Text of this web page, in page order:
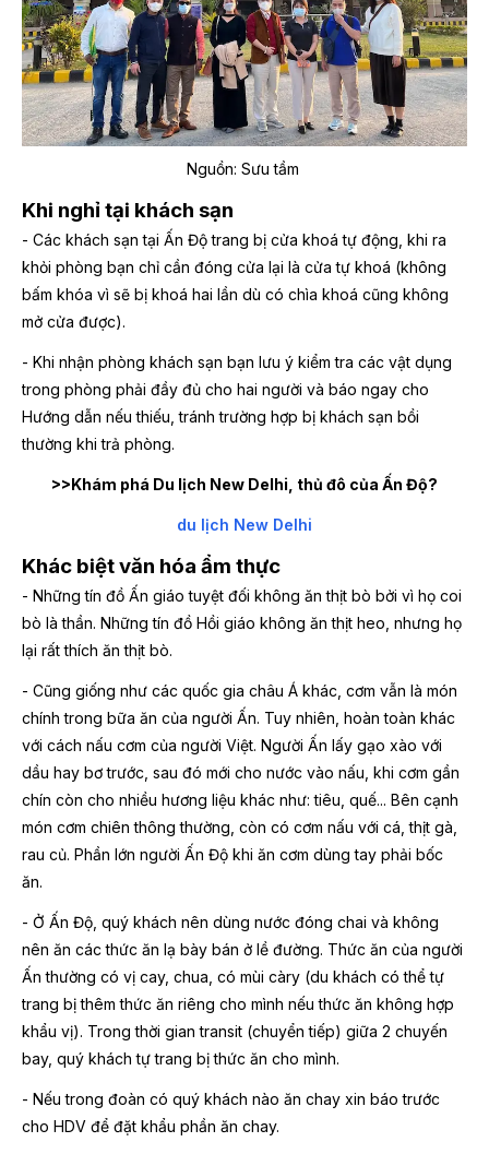
Nguồn: Sưu tầm
Khi nghỉ tại khách sạn
- Các khách sạn tại Ấn Độ trang bị cửa khoá tự động, khi ra
khỏi phòng bạn chỉ cần đóng cửa lại là cửa tự khoá (không
bấm khóa vì sẽ bị khoá hai lần dù có chìa khoá cũng không
mở cửa được).
- Khi nhận phòng khách sạn bạn lưu ý kiểm tra các vật dụng
trong phòng phải đầy đủ cho hai người và báo ngay cho
Hướng dẫn nếu thiếu, tránh trường hợp bị khách sạn bồi
thường khi trả phòng.
>>Khám phá Du lịch New Delhi, thủ đô của Ấn Độ?
du lịch New Delhi
Khác biệt văn hóa ẩm thực
- Những tín đồ Ấn giáo tuyệt đối không ăn thịt bò bởi vì họ coi
bò là thần. Những tín đồ Hồi giáo không ăn thịt heo, nhưng họ
lại rất thích ăn thịt bò.
- Cũng giống như các quốc gia châu Á khác, cơm vẫn là món
chính trong bữa ăn của người Ấn. Tuy nhiên, hoàn toàn khác
với cách nấu cơm của người Việt. Người Ấn lấy gạo xào với
dầu hay bơ trước, sau đó mới cho nước vào nấu, khi cơm gần
chín còn cho nhiều hương liệu khác như: tiêu, quế... Bên cạnh
món cơm chiên thông thường, còn có cơm nấu với cá, thịt gà,
rau củ. Phần lớn người Ấn Độ khi ăn cơm dùng tay phải bốc
ăn.
- Ở Ấn Độ, quý khách nên dùng nước đóng chai và không
nên ăn các thức ăn lạ bày bán ở lề đường. Thức ăn của người
Ấn thường có vị cay, chua, có mùi càry (du khách có thể tự
trang bị thêm thức ăn riêng cho mình nếu thức ăn không hợp
khẩu vị). Trong thời gian transit (chuyển tiếp) giữa 2 chuyến
bay, quý khách tự trang bị thức ăn cho mình.
- Nếu trong đoàn có quý khách nào ăn chay xin báo trước
cho HDV để đặt khẩu phần ăn chay.